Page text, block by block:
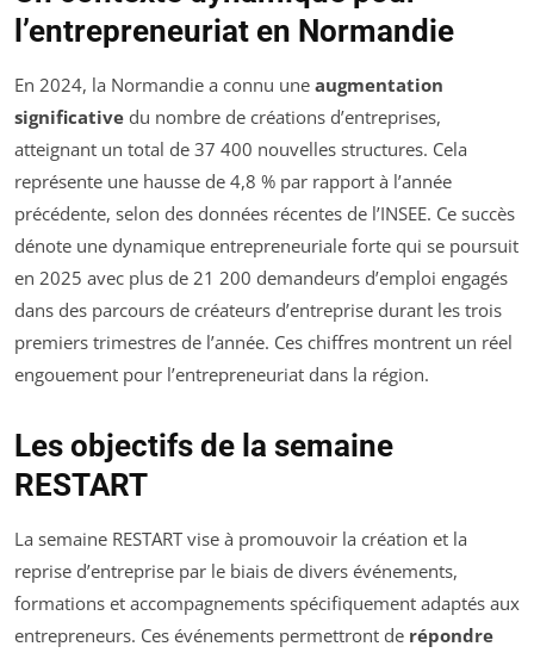
l’entrepreneuriat en Normandie
En 2024, la Normandie a connu une augmentation
significative du nombre de créations d’entreprises,
atteignant un total de 37 400 nouvelles structures. Cela
représente une hausse de 4,8 % par rapport à l’année
précédente, selon des données récentes de l’INSEE. Ce succès
dénote une dynamique entrepreneuriale forte qui se poursuit
en 2025 avec plus de 21 200 demandeurs d’emploi engagés
dans des parcours de créateurs d’entreprise durant les trois
premiers trimestres de l’année. Ces chiffres montrent un réel
engouement pour l’entrepreneuriat dans la région.
Les objectifs de la semaine
RESTART
La semaine RESTART vise à promouvoir la création et la
reprise d’entreprise par le biais de divers événements,
formations et accompagnements spécifiquement adaptés aux
entrepreneurs. Ces événements permettront de répondre